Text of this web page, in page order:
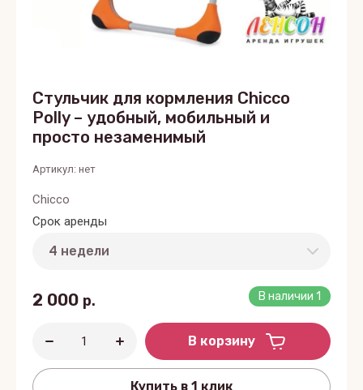
Стульчик для кормления Chicco
Polly – удобный, мобильный и
просто незаменимый
Артикул: нет
Chicco
Срок аренды
В наличии 1
2 000 р.
В корзину
Купить в 1 клик